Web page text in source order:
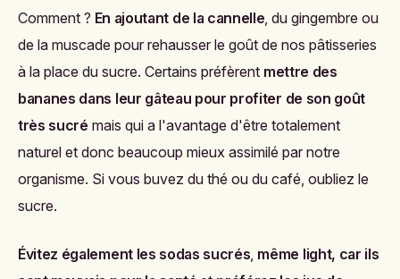
Comment ? En ajoutant de la cannelle , du gingembre ou
de la muscade pour rehausser le goût de nos pâtisseries
à la place du sucre. Certains préfèrent mettre des
bananes dans leur gâteau pour profiter de son goût
très sucré mais qui a l'avantage d'être totalement
naturel et donc beaucoup mieux assimilé par notre
organisme. Si vous buvez du thé ou du café, oubliez le
sucre.
Évitez également les sodas sucrés même light, car ils